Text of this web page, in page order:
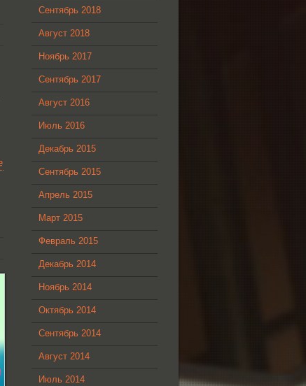
Сентябрь 2018
Август 2018
Ноябрь 2017
Сентябрь 2017
Август 2016
Июль 2016
Декабрь 2015
Сентябрь 2015
Апрель 2015
Март 2015
Февраль 2015
Декабрь 2014
Ноябрь 2014
Октябрь 2014
Сентябрь 2014
Август 2014
Июль 2014